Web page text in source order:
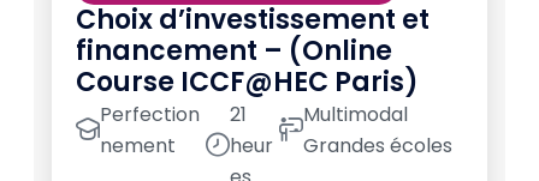
Choix d’investissement et
financement – (Online
Course ICCF@HEC Paris)
Perfection
nement
21
heur
Multimodal
Grandes écoles